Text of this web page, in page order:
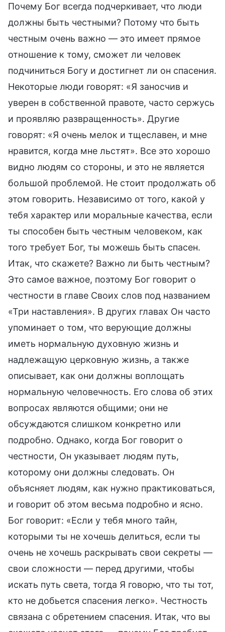
Почему Бог всегда подчеркивает, что люди
должны быть честными? Потому что быть
честным очень важно — это имеет прямое
отношение к тому, сможет ли человек
подчиниться Богу и достигнет ли он спасения.
Некоторые люди говорят: «Я заносчив и
уверен в собственной правоте, часто сержусь
и проявляю развращенность». Другие
говорят: «Я очень мелок и тщеславен, и мне
нравится, когда мне льстят». Все это хорошо
видно людям со стороны, и это не является
большой проблемой. Не стоит продолжать об
этом говорить. Независимо от того, какой у
тебя характер или моральные качества, если
ты способен быть честным человеком, как
того требует Бог, ты можешь быть спасен.
Итак, что скажете? Важно ли быть честным?
Это самое важное, поэтому Бог говорит о
честности в главе Своих слов под названием
«Три наставления». В других главах Он часто
упоминает о том, что верующие должны
иметь нормальную духовную жизнь и
надлежащую церковную жизнь, а также
описывает, как они должны воплощать
нормальную человечность. Его слова об этих
вопросах являются общими; они не
обсуждаются слишком конкретно или
подробно. Однако, когда Бог говорит о
честности, Он указывает людям путь,
которому они должны следовать. Он
объясняет людям, как нужно практиковаться,
и говорит об этом весьма подробно и ясно.
Бог говорит: «Если у тебя много тайн,
которыми ты не хочешь делиться, если ты
очень не хочешь раскрывать свои секреты —
свои сложности — перед другими, чтобы
искать путь света, тогда Я говорю, что ты тот,
кто не добьется спасения легко». Честность
связана с обретением спасения. Итак, что вы